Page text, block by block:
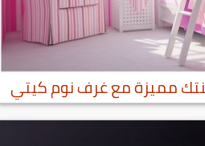
مميزة مع غرف نوم كيتي